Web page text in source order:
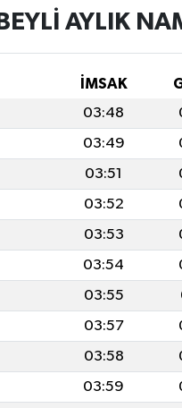
AYLIK
İMSAK
03:48
03:49
03:51
03:52
03:53
03:54
03:55
03:57
03:58
03:59